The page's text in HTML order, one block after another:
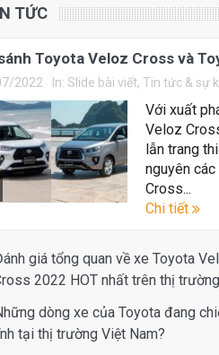
TỨC
Toyota Veloz Cross và
2022 In: Slide bài viết, Tin tức & sự
Với xuất
Veloz
lẫn trang
nguyên
Cross...
Chi tiết
giá tổng quan về xe Toyota
2022 HOT nhất trên thị
dòng xe của Toyota đang
tại thị trường Việt Nam?